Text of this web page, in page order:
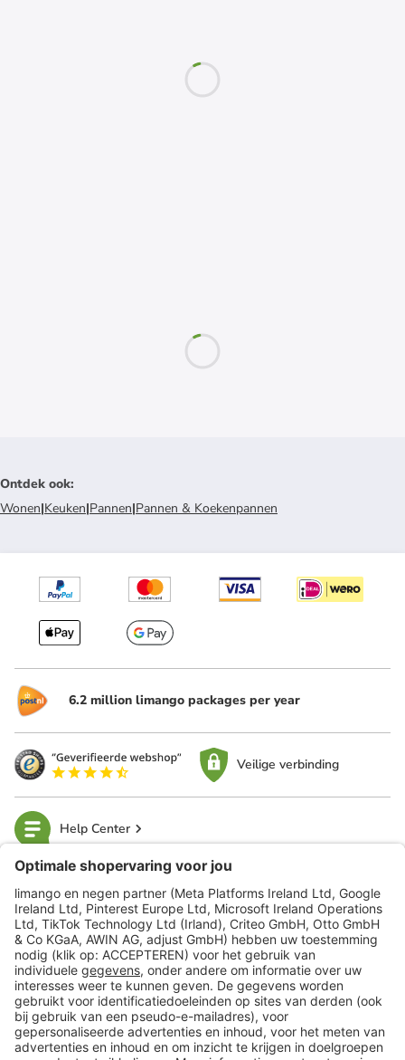
Ontdek ook:
Wonen|Keuken|Pannen|Pannen & Koekenpannen
6.2 million limango packages per year
Veilige verbinding
Help Center
limango
Veilig winkelen
Klantenservice
Shop
Acties